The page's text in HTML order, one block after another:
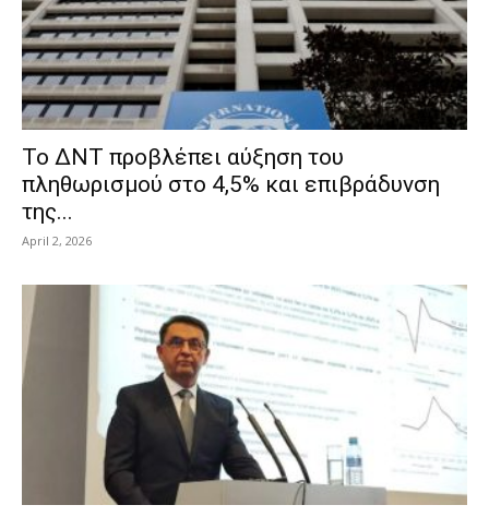
Το ΔΝΤ προβλέπει αύξηση του
πληθωρισμού στο 4,5% και επιβράδυνση
της...
April 2, 2026